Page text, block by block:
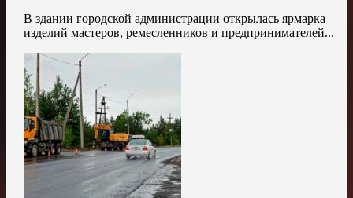
В здании городской администрации открылась ярмарка
изделий мастеров, ремесленников и предпринимателей...